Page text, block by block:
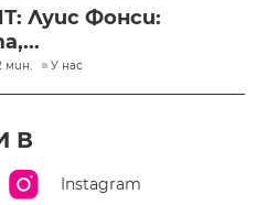
Луис Фонси:
мин. У нас
В
Instagram